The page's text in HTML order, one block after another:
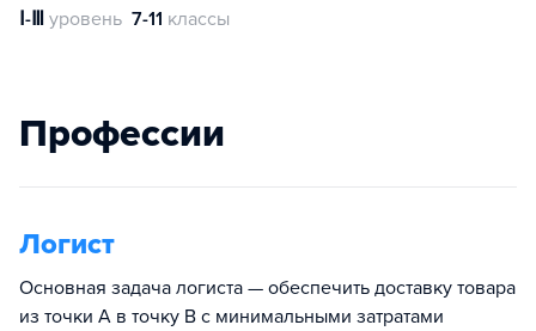
Ⅰ-Ⅲ уровень 7-11 классы
Профессии
Логист
Основная задача логиста — обеспечить доставку товара
из точки А в точку В с минимальными затратами